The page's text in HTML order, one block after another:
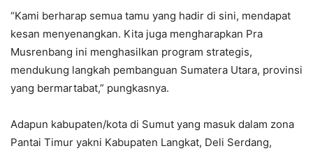
“Kami berharap semua tamu yang hadir di sini, mendapat
kesan menyenangkan. Kita juga mengharapkan Pra
Musrenbang ini menghasilkan program strategis,
mendukung langkah pembanguan Sumatera Utara, provinsi
yang bermartabat,” pungkasnya.
Adapun kabupaten/kota di Sumut yang masuk dalam zona
Pantai Timur yakni Kabupaten Langkat, Deli Serdang,